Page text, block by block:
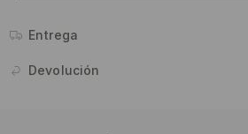
Entrega
Devolución